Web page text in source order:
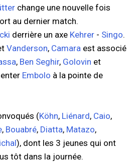
change une nouvelle fois
au dernier match.
derrière un axe Kehrer - Singo.
Vanderson, Camara est associé
, Ben Seghir, Golovin et
Embolo à la pointe de
(Köhn, Liénard, Caio,
, Bouabré, Diatta, Matazo,
), dont les 3 jeunes qui ont
tôt dans la journée.